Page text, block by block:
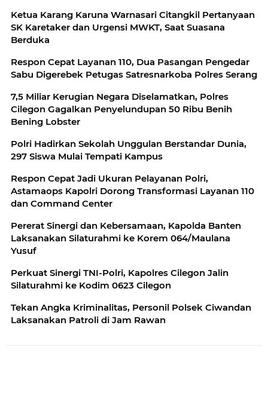
Ketua Karang Karuna Warnasari Citangkil Pertanyaan
SK Karetaker dan Urgensi MWKT, Saat Suasana
Berduka
Respon Cepat Layanan 110, Dua Pasangan Pengedar
Sabu Digerebek Petugas Satresnarkoba Polres Serang
7,5 Miliar Kerugian Negara Diselamatkan, Polres
Cilegon Gagalkan Penyelundupan 50 Ribu Benih
Bening Lobster
Polri Hadirkan Sekolah Unggulan Berstandar Dunia,
297 Siswa Mulai Tempati Kampus
Respon Cepat Jadi Ukuran Pelayanan Polri,
Astamaops Kapolri Dorong Transformasi Layanan 110
dan Command Center
Pererat Sinergi dan Kebersamaan, Kapolda Banten
Laksanakan Silaturahmi ke Korem 064/Maulana
Yusuf
Perkuat Sinergi TNI-Polri, Kapolres Cilegon Jalin
Silaturahmi ke Kodim 0623 Cilegon
Tekan Angka Kriminalitas, Personil Polsek Ciwandan
Laksanakan Patroli di Jam Rawan